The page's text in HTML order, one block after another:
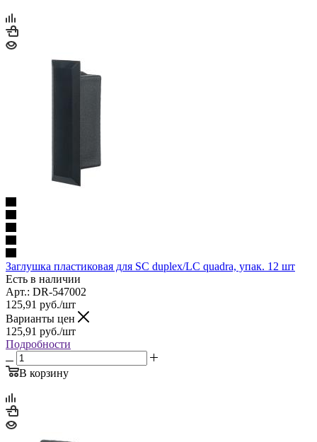
Заглушка пластиковая для SC duplex/LC quadra, упак. 12 шт
Есть в наличии
Арт.: DR-547002
125,91 руб./шт
Варианты цен
125,91 руб./шт
Подробности
В корзину